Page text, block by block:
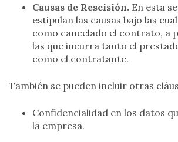
Causas de Rescisión. En esta
estipulan las causas bajo las
como cancelado el contrato, a
las que incurra tanto el
como el contratante.
También se pueden incluir otras
Confidencialidad en los datos
la empresa.